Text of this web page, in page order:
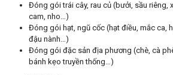
Đóng gói trái cây, rau củ (bưởi, sầu riêng,
cam, nho…)
Đóng gói hạt, ngũ cốc (hạt điều, mắc ca,
đậu nành…)
Đóng gói đặc sản địa phương (chè, cà
bánh kẹo truyền thống…)